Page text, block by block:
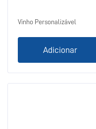
Vinho Personalizável
Adicionar